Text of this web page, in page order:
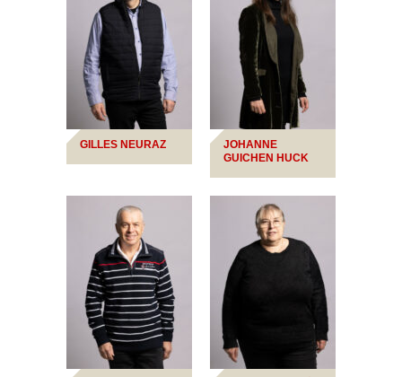
GILLES NEURAZ
JOHANNE
GUICHEN HUCK